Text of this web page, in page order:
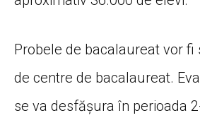
Probele de bacalaureat vor fi
de centre de bacalaureat.
se va desfășura în perioada